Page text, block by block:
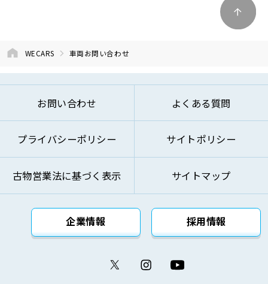
④商品およびサービスの改善、企画、研究お
⑤お問い合わせへのご対応およびお客様への
⑦本基本方針記載の方法により第三者に対し
て提供するため
⑧その他自動車関連業およびこれらに付帯・
関連するサービスの提供のため
上記の利用目的を変更する場合には、変更後の利用
目的が変更前の利用目的と相当の関連性を有すると
合理的に認められる範囲においてのみ変更を行い、
その内容をご本人に対し、原則として書面等（電磁
的記録を含みます。）により通知し、または弊社の
ウェブサイト等により公表します。
WECARS 車両お問い合わせ
お問い合わせ よくある質問
プライバシーポリシー サイトポリシー
古物営業法に基づく表示 サイトマップ
企業情報 採用情報